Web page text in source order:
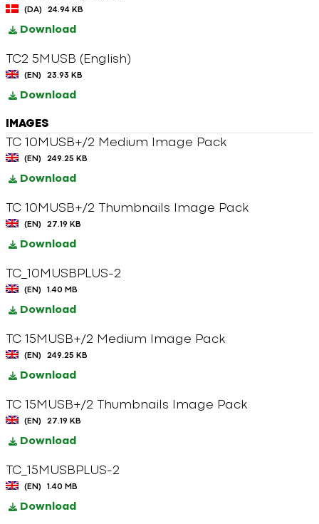
(DA) 24.94 KB
Download
TC2 5MUSB (English)
(EN) 23.93 KB
Download
IMAGES
TC 10MUSB+/2 Medium Image Pack
(EN) 249.25 KB
Download
TC 10MUSB+/2 Thumbnails Image Pack
(EN) 27.19 KB
Download
TC_10MUSBPLUS-2
(EN) 1.40 MB
Download
TC 15MUSB+/2 Medium Image Pack
(EN) 249.25 KB
Download
TC 15MUSB+/2 Thumbnails Image Pack
(EN) 27.19 KB
Download
TC_15MUSBPLUS-2
(EN) 1.40 MB
Download